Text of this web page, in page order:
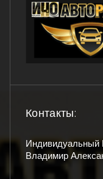
Контакты:
Индивидуальный
Владимир